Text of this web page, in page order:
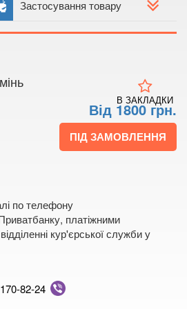
Застосування товару
Від 1800 грн.
ПІД ЗАМОВЛЕННЯ
В ЗАКЛАДКИ
по телефону
платіжними
кур'єрської служби у
82-24